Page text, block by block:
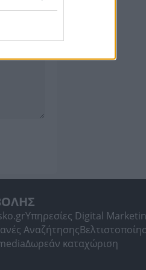
Υπηρεσίες Digital
Αναζήτησης
Δωρεάν καταχώριση